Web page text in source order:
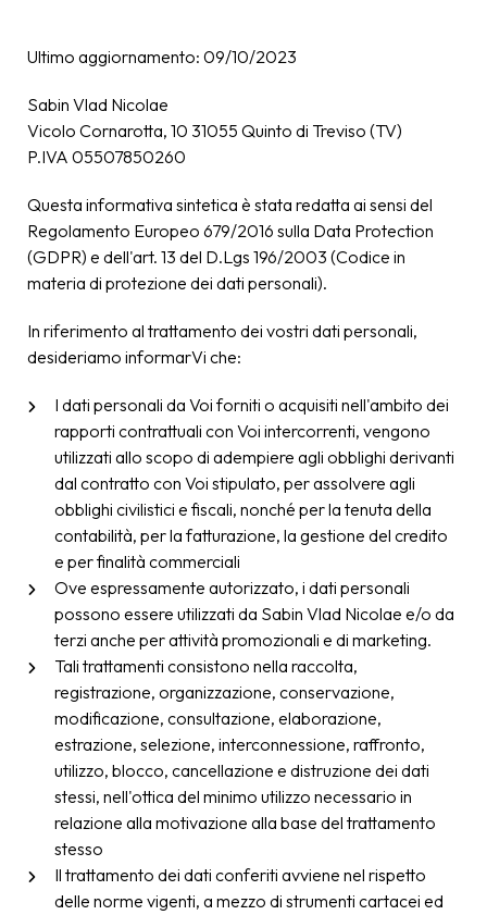
Ultimo aggiornamento: 09/10/2023
Sabin Vlad Nicolae
Vicolo Cornarotta, 10 31055 Quinto di Treviso (TV)
P.IVA 05507850260
Questa informativa sintetica è stata redatta ai sensi del
Regolamento Europeo 679/2016 sulla Data Protection
(GDPR) e dell'art. 13 del D.Lgs 196/2003 (Codice in
materia di protezione dei dati personali).
In riferimento al trattamento dei vostri dati personali,
desideriamo informarVi che:
I dati personali da Voi forniti o acquisiti nell'ambito dei
rapporti contrattuali con Voi intercorrenti, vengono
utilizzati allo scopo di adempiere agli obblighi derivanti
dal contratto con Voi stipulato, per assolvere agli
obblighi civilistici e fiscali, nonché per la tenuta della
contabilità, per la fatturazione, la gestione del credito
e per finalità commerciali
Ove espressamente autorizzato, i dati personali
possono essere utilizzati da Sabin Vlad Nicolae e/o da
terzi anche per attività promozionali e di marketing.
Tali trattamenti consistono nella raccolta,
registrazione, organizzazione, conservazione,
modificazione, consultazione, elaborazione,
estrazione, selezione, interconnessione, raffronto,
utilizzo, blocco, cancellazione e distruzione dei dati
stessi, nell'ottica del minimo utilizzo necessario in
relazione alla motivazione alla base del trattamento
stesso
Il trattamento dei dati conferiti avviene nel rispetto
delle norme vigenti, a mezzo di strumenti cartacei ed